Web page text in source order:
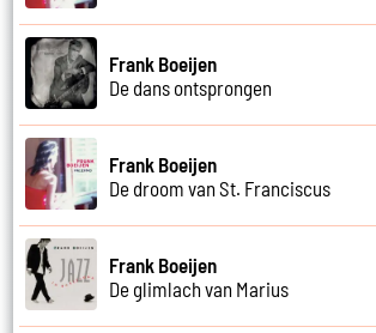
Frank Boeijen
De dans ontsprongen
Frank Boeijen
De droom van St. Franciscus
Frank Boeijen
De glimlach van Marius